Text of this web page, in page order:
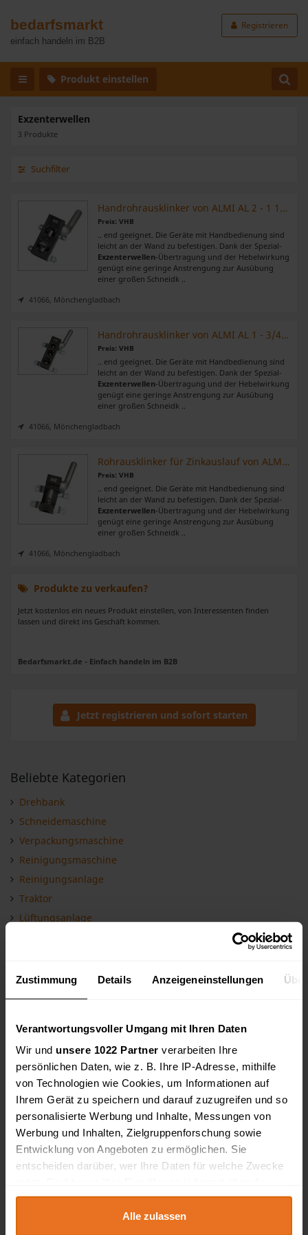
Zustimmung Details Anzeigeneinstellungen
Verantwortungsvoller Umgang mit Ihren Daten
Wir und unsere 1022 Partner verarbeiten Ihre
persönlichen Daten, wie z. B. Ihre IP-Adresse, mithilfe
von Technologien wie Cookies, um Informationen auf
Ihrem Gerät zu speichern und darauf zuzugreifen und so
personalisierte Werbung und Inhalte, Messungen von
Werbung und Inhalten, Zielgruppenforschung sowie
Entwicklung von Angeboten zu ermöglichen. Sie
entscheiden darüber, wer Ihre Daten für welche Zwecke
Cookie-Erklärung oder durch Klicken auf das Privacy
Trigger Symbol ändern oder widerrufen
Alle zulassen
bedarfsmarkt
einfach handeln im B2B
Registrieren
Produkt einstellen
Exzenterwellen
3 Produkte
Suchfilter
Handrohrausklinker von ALMI AL 2 - 1 1/2 und 2"
Preis: VHB
.. end geeignet. Die Geräte mit Handbedienung sind
leicht an der Wand zu befestigen. Dank der Spezial-
Exzenterwellen-Übertragung und der Hebelwirkung
genügt eine geringe Anstrengung zur Ausübung
einer großen Schneidk ..
41066, Mönchengladbach
Handrohrausklinker von ALMI AL 1 - 3/4 - 1 und 1 1/4"
Preis: VHB
.. end geeignet. Die Geräte mit Handbedienung sind
leicht an der Wand zu befestigen. Dank der Spezial-
Exzenterwellen-Übertragung und der Hebelwirkung
genügt eine geringe Anstrengung zur Ausübung
einer großen Schneidk ..
41066, Mönchengladbach
Rohrausklinker für Zinkauslauf von ALMI AL U - 27 bis 61 mm
Preis: VHB
.. end geeignet. Die Geräte mit Handbedienung sind
leicht an der Wand zu befestigen. Dank der Spezial-
Exzenterwellen-Übertragung und der Hebelwirkung
genügt eine geringe Anstrengung zur Ausübung
einer großen Schneidk ..
41066, Mönchengladbach
Produkte zu verkaufen?
Jetzt kostenlos ein neues Produkt einstellen, von Interessenten finden
lassen und direkt ins Geschäft kommen.
Bedarfsmarkt.de - Einfach handeln im B2B
Jetzt registrieren und sofort starten
Beliebte Kategorien
Drehbank
Schneidemaschine
Verpackungsmaschine
Reinigungsmaschine
Reinigungsanlage
Traktor
Lüftungsanlage
Kappsäge
Sägewerk
Hobelmaschine
Einscheibenmaschine
Blechabroller
Poliermaschine
Erde
Sand
Tor